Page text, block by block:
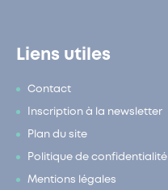
Liens utiles
Contact
Inscription à la newsletter
Plan du site
Politique de confidentialité
Mentions légales